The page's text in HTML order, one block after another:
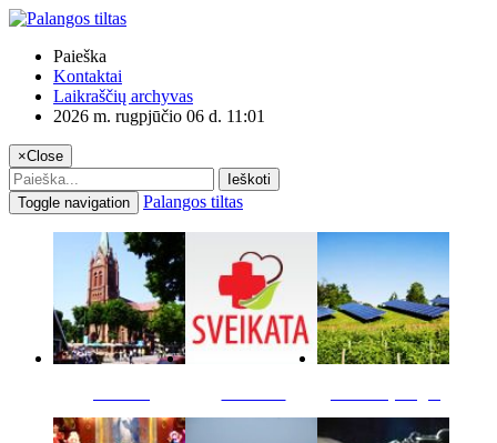
Paieška
Kontaktai
Laikraščių archyvas
2026 m. rugpjūčio 06 d. 11:01
×Close
Ieškoti
Toggle navigation
Palangos tiltas